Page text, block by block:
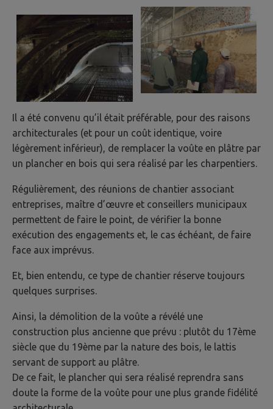
Il a été convenu qu’il était préférable, pour des raisons
architecturales (et pour un coût identique, voire
légèrement inférieur), de remplacer la voûte en plâtre par
un plancher en bois qui sera réalisé par les charpentiers.
Régulièrement, des réunions de chantier associant
entreprises, maître d’œuvre et conseillers municipaux
permettent de faire le point, de vérifier la bonne
exécution des engagements et, le cas échéant, de faire
face aux imprévus.
Et, bien entendu, ce type de chantier réserve toujours
quelques surprises.
Ainsi, la démolition de la voûte a révélé une
construction plus ancienne que prévu : plutôt du 17ème
siècle que du 19ème par la nature des bois, le lattis
servant de support au plâtre.
De ce fait, le plancher qui sera réalisé reprendra sans
doute la forme de la voûte pour une plus grande fidélité